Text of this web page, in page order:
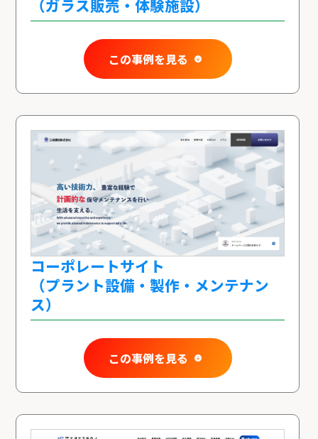
（ガラス販売・体験施設）
この事例を見る
コーポレートサイト
（プラント設備・製作・メンテナン
ス）
この事例を見る